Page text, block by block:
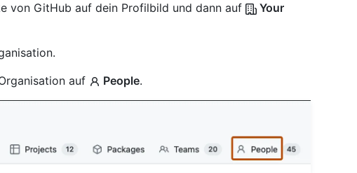
von GitHub auf dein Profilbild und dann auf
Your
auf
People.